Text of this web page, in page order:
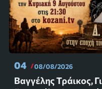
04 08/08/2026
Βαγγέλης Τράικος,